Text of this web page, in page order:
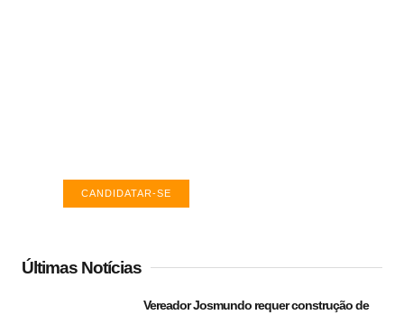
CANDIDATAR-SE
Últimas Notícias
Vereador Josmundo requer construção de